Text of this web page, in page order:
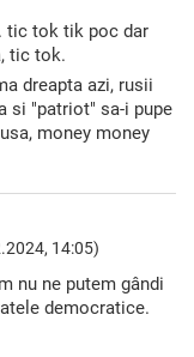
tic tok tik poc dar
tic tok.
dreapta azi, rusii
si "patriot" sa-i pupe
money money
14:05)
nu ne putem gândi
democratice.